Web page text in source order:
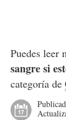
Puedes leer
sangre si
categoría de